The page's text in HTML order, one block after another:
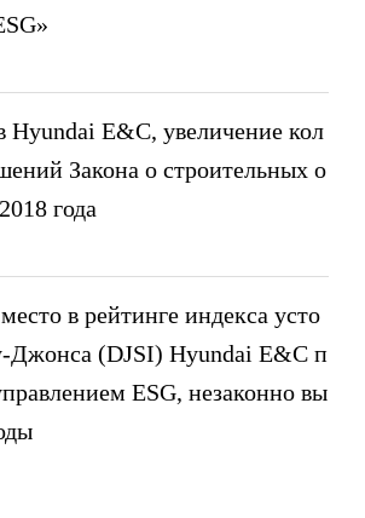
Hyundai E&C, увеличение кол
Закона о строительных о
года
в рейтинге индекса усто
Джонса (DJSI) Hyundai E&C п
ESG, незаконно вы